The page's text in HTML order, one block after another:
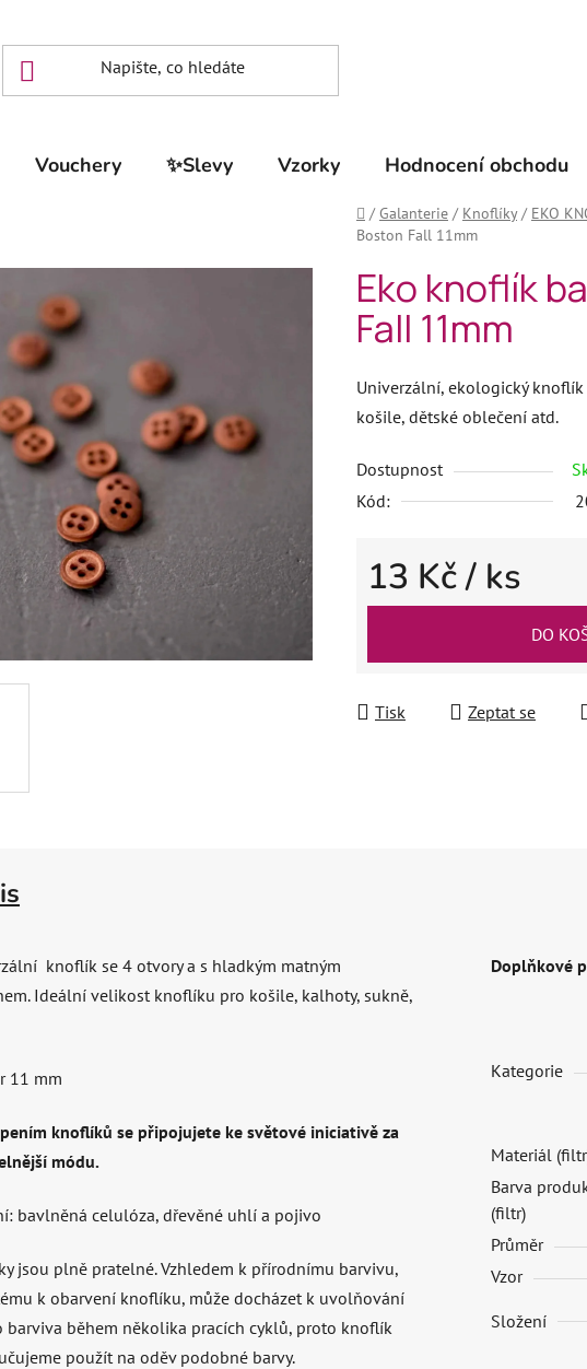
Vouchery ✨Slevy Vzorky Hodnocení obchodu
Domů
/ Galanterie / Knoflíky / EKO
Boston Fall 11mm
Eko knoflík
Fall 11mm
Univerzální, ekologický
košile, dětské oblečení atd.
Dostupnost
Kód:
13 Kč/ ks
Měrná cena:
DO
Tisk Zeptat se
knoflík se 4 otvory a s hladkým matným
Ideální velikost knoflíku pro košile, kalhoty, sukně,
11 mm
knoflíků se připojujete ke světové iniciativě za
módu.
bavlněná celulóza, dřevěné uhlí a pojivo
jsou plně pratelné. Vzhledem k přírodnímu barvivu,
k obarvení knoflíku, může docházet k uvolňování
barviva během několika pracích cyklů, proto knoflík
použít na oděv podobné barvy.
Doplňkové
Kategorie
Materiál
Barva
(filtr)
Průměr
Vzor
Složení